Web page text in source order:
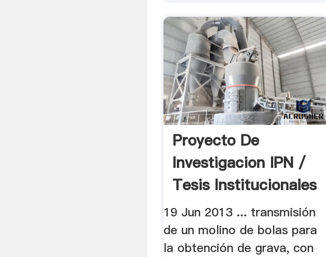
Proyecto De
Investigacion IPN /
Tesis Institucionales
19 Jun 2013 ... transmisión
de un molino de bolas para
la obtención de grava, con